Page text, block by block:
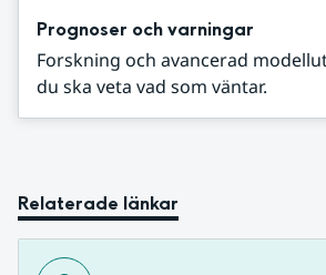
Prognoser och varningar
Forskning och avancerad
du ska veta vad som väntar.
Relaterade länkar